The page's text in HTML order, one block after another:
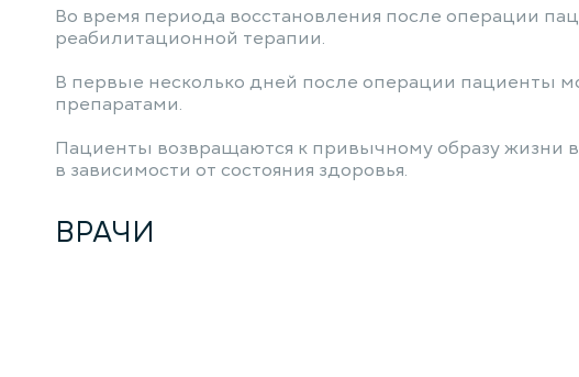
Во время периода восстановления после операции
реабилитационной терапии.
В первые несколько дней после операции пациенты
препаратами.
Пациенты возвращаются к привычному образу жизни
в зависимости от состояния здоровья.
ВРАЧИ